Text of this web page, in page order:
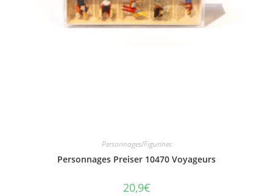
Personnages/Figurines
Personnages Preiser 10470 Voyageurs
20,9€